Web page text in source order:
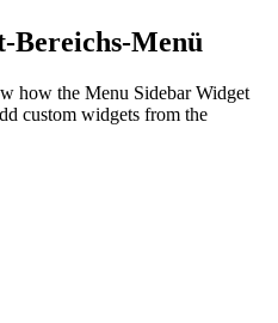
Bereichs-Menü
how the Menu Sidebar Widget
custom widgets from the